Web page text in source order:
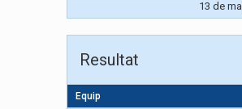
13 de
Resultat
Equip